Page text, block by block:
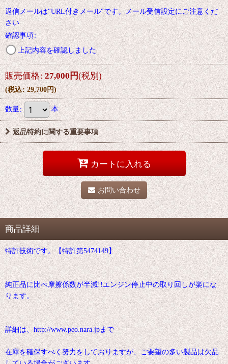
返信メールは"URL付きメール"です。メール受信設定にご注意くだ
さい
確認事項:
上記内容を確認しました
販売価格: 27,000円(税別)
(税込: 29,700円)
数量: 本
返品特約に関する重要事項
カートに入れる
お問い合わせ
商品詳細
特許技術です。【特許第5474149】
純正品に比べ摩擦係数が半減!!エンジン停止中の取り回しが楽にな
ります。
詳細は、http://www.peo.nara.jpまで
在庫を確保すべく努力をしておりますが、ご要望の多い製品は欠品